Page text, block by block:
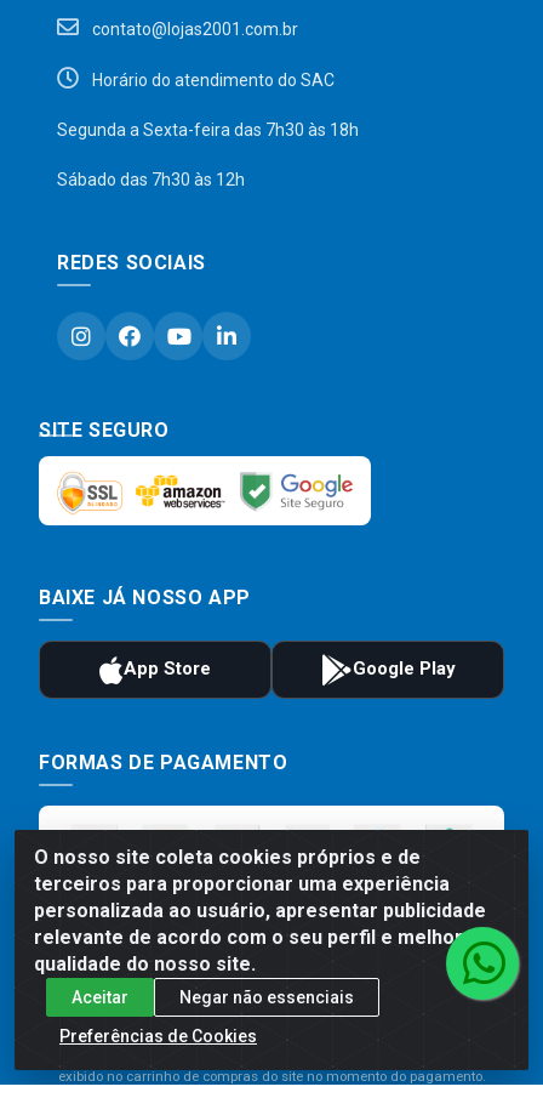
O nosso site coleta cookies próprios e de
terceiros para proporcionar uma experiência
personalizada ao usuário, apresentar publicidade
relevante de acordo com o seu perfil e melhorar a
qualidade do nosso site.
Aceitar
Negar não essenciais
Preferências de Cookies
contato@lojas2001.com.br
Horário do atendimento do SAC
Segunda a Sexta-feira das 7h30 às 18h
Sábado das 7h30 às 12h
REDES SOCIAIS
SITE SEGURO
BAIXE JÁ NOSSO APP
FORMAS DE PAGAMENTO
Preços, promoções, condições de pagamento e frete são válidos
para compras realizadas exclusivamente pelo site. Caso haja
exibido no carrinho de compras do site no momento do pagamento.